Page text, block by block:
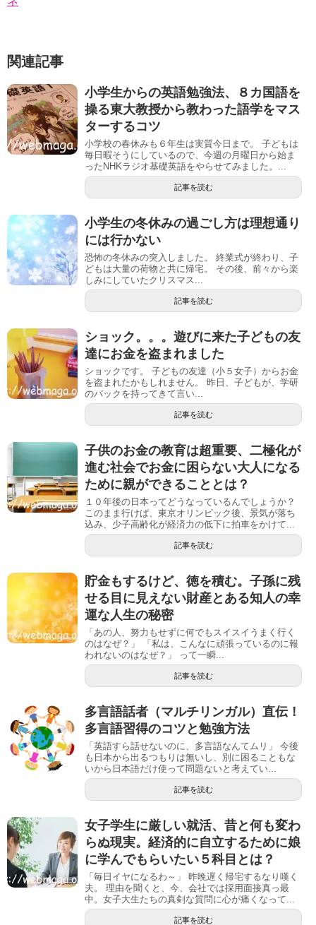
関連記事
小学生からの英語勉強法、８カ国語を
操る東大教授から教わった語学をマス
ターするコツ
小学校の春休みも６年生は実質今日まで。 子どもは
毎日暇そうにしているので、今週の月曜日から始ま
ったNHKラジオ基礎英語をやらせてみました。...
記事を読む
小学生の冬休みの過ごし方は理想通り
には行かない
恐怖の冬休みの突入しました。 終業式が終わり、子
どもは大量の荷物と共に帰宅。 その後、前々から楽
しみにしていたクリスマス...
記事を読む
ショック。。。遊びに来た子どもの友
達にお金を盗まれました
ショックです。 子どもの友達（小５女子）からお金
を盗まれたかもしれません。 昨日、子どもが、学研
のバックを持ってきて言い...
記事を読む
子供のお金の教育は超重要、二極化が
進む社会でお金に困らない大人になる
ために親ができることとは？
１０年後の日本ってどうなっているんでしょうか？
このまま行けば、東京オリンピック後、景気が落ち
込み、少子高齢化が経済力の低下に拍車をかけて...
記事を読む
貯金もするけど、徳を積む。子孫に残
せる目に見えない財産とある知人の幸
運な人生の秘密
「あの人、努力もせずに何でもスイスイうまく行く
のはなぜ？」 「私は、こんなに頑張っているのに報
われないのはなぜ？」 って一瞬...
記事を読む
多言語話者（マルチリンガル）直伝！
多言語習得のコツと勉強方法
「英語すら話せないのに、多言語なんてムリ」 今後
も日本から出るつもりは無いし、別に困ることもな
いから日本語だけ使って問題ないと考えてい...
記事を読む
女子学生に厳しい就活、昔と何も変わ
らぬ現実。経済的に自立するために娘
に学んでもらいたい５科目とは？
「毎日イヤになるわ～」 昨晩遅く帰宅するなり嘆く
夫。 理由を聞くと、今、会社では採用面接真っ最
中。女子大生たちの真剣な質問に心が痛くなって...
記事を読む